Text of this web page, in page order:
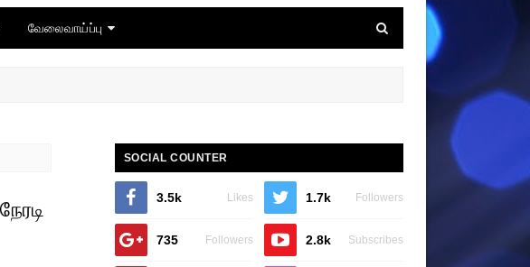
வேலைவாய்ப்பு
SOCIAL COUNTER
3.5k Likes 1.7k Followers
735 Followers 2.8k Subscribes